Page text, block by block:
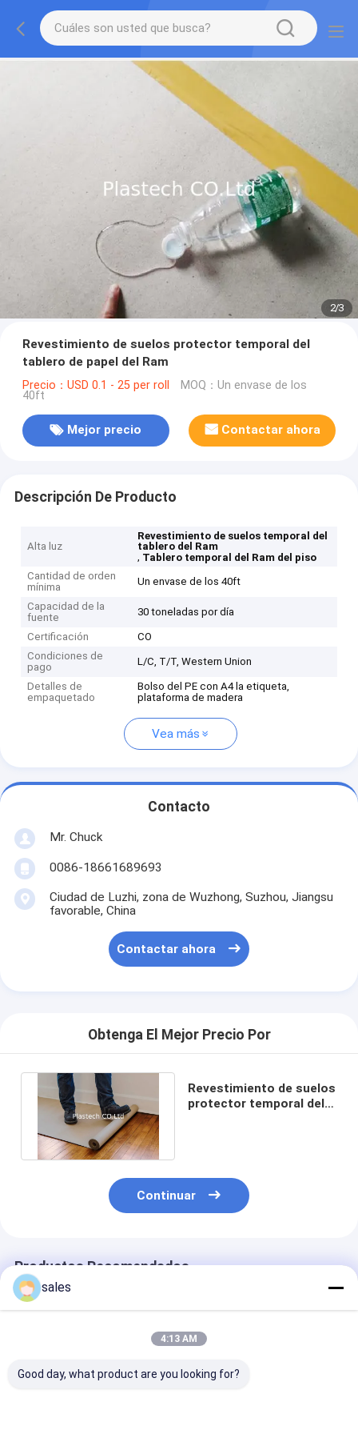
2/3
Revestimiento de suelos protector temporal del
tablero de papel del Ram
Precio：USD 0.1 - 25 per roll MOQ：Un envase de los
40ft
Mejor precio Contactar ahora
Descripción De Producto
Alta luz
Revestimiento de suelos temporal del
tablero del Ram
, Tablero temporal del Ram del piso
Cantidad de orden
mínima
Un envase de los 40ft
Capacidad de la
fuente
30 toneladas por día
Certificación
CO
Condiciones de
pago
L/C, T/T, Western Union
Detalles de
empaquetado
Bolso del PE con A4 la etiqueta,
plataforma de madera
Vea más
Contacto
Mr. Chuck
0086-18661689693
Ciudad de Luzhi, zona de Wuzhong, Suzhou, Jiangsu
favorable, China
Contactar ahora
Obtenga El Mejor Precio Por
Revestimiento de suelos
protector temporal del
Continuar
Productos Recomendados
sales
4:13 AM
Good day, what product are you looking for?